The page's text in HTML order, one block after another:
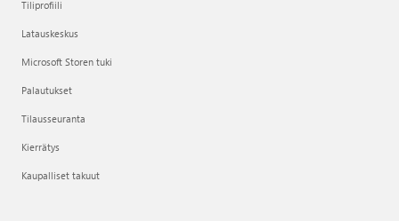
Tiliprofiili
Latauskeskus
Microsoft Storen tuki
Palautukset
Tilausseuranta
Kierrätys
Kaupalliset takuut